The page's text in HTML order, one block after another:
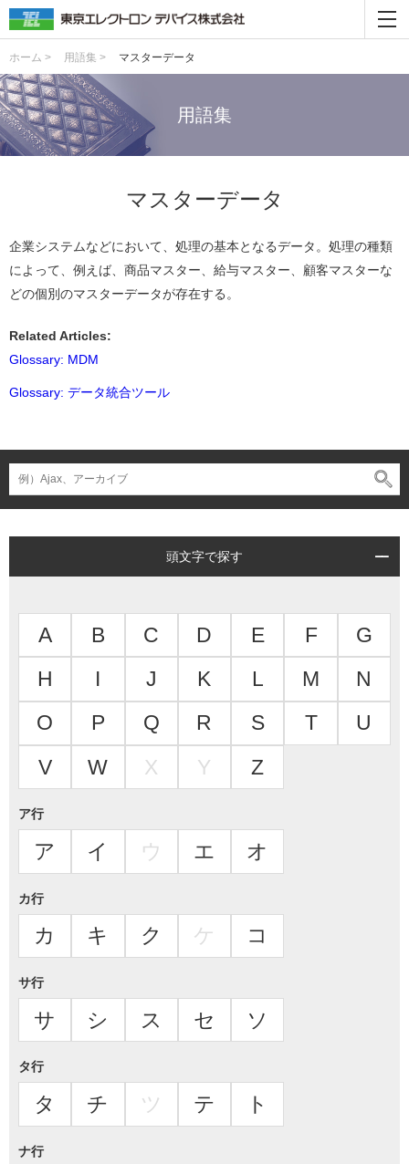
ホーム > 用語集 > マスターデータ
用語集
マスターデータ
企業システムなどにおいて、処理の基本となるデータ。処理の種類
によって、例えば、商品マスター、給与マスター、顧客マスターな
どの個別のマスターデータが存在する。
Related Articles:
Glossary: MDM
Glossary: データ統合ツール
頭文字で探す
A B C D E F
G
H
I J K L M
N
O
P Q R S T
U
V
W X Y Z
ア行
ア イ ウ エ オ
カ行
カ キ ク ケ コ
サ行
サ シ ス セ ソ
タ行
タ チ ツ テ ト
ナ行